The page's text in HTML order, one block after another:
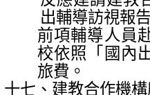
出輔導訪視報
前項輔導人員
校依照「國內
旅費。
十七、建教合作機